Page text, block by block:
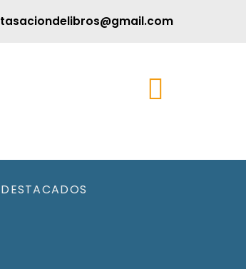
tasaciondelibros@gmail.com
DESTACADOS